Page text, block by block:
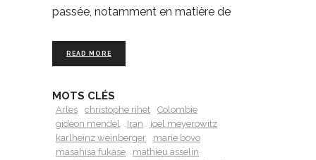
passée, notamment en matière de
READ MORE
MOTS CLÉS
Arles christophe rihet
Colombie
gideon mendel
Iran
joel meyerowitz
karlheinz weinberger
marie bovo
masahisa fukase
mathieu asselin